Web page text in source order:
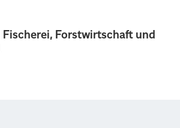
Forstwirtschaft und